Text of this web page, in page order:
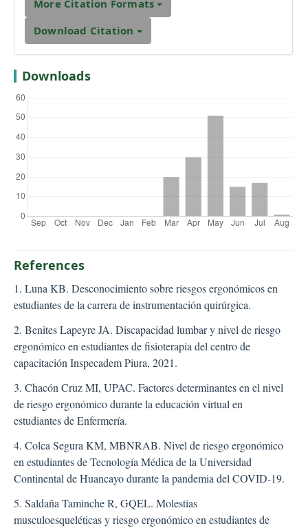
More Citation Formats
Download Citation
Downloads
References
1. Luna KB. Desconocimiento sobre riesgos ergonómicos en
estudiantes de la carrera de instrumentación quirúrgica.
2. Benites Lapeyre JA. Discapacidad lumbar y nivel de riesgo
ergonómico en estudiantes de fisioterapia del centro de
capacitación Inspecadem Piura, 2021.
3. Chacón Cruz MI, UPAC. Factores determinantes en el nivel
de riesgo ergonómico durante la educación virtual en
estudiantes de Enfermería.
4. Colca Segura KM, MBNRAB. Nivel de riesgo ergonómico
en estudiantes de Tecnología Médica de la Universidad
Continental de Huancayo durante la pandemia del COVID-19.
5. Saldaña Taminche R, GQEL. Molestias
musculoesqueléticas y riesgo ergonómico en estudiantes de